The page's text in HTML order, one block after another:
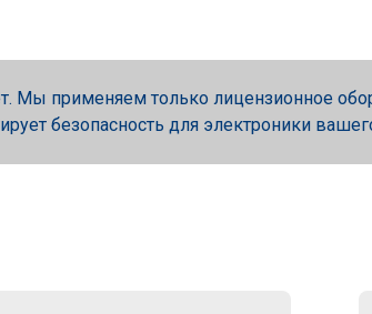
применяем только лицензионное
безопасность для электроники